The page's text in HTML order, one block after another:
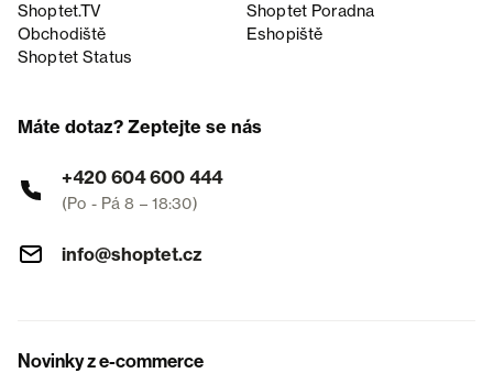
Shoptet.TV
Shoptet Poradna
Obchodiště
Eshopiště
Shoptet Status
Máte dotaz? Zeptejte se nás
+420 604 600 444
(Po - Pá 8 – 18:30)
info@shoptet.cz
Novinky z e-commerce